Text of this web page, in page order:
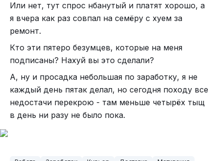
Или нет, тут спрос нбанутый и платят хорошо, а
я вчера как раз совпал на семёру с хуем за
ремонт.
Кто эти пятеро безумцев, которые на меня
подписаны? Нахуй вы это сделали?
А, ну и просадка небольшая по заработку, я не
каждый день пятак делал, но сегодня походу все
недостачи перекрою - там меньше четырёх тыщ
в день ни разу не было пока.